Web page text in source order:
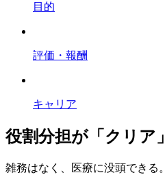
目的
評価・報酬
キャリア
役割分担が「クリア」
雑務はなく、医療に没頭できる。